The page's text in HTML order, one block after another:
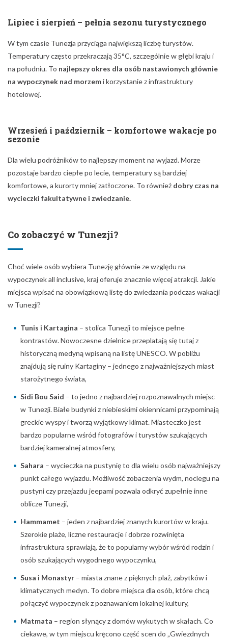
Lipiec i sierpień – pełnia sezonu turystycznego
W tym czasie Tunezja przyciąga największą liczbę turystów.
Temperatury często przekraczają 35°C, szczególnie w głębi kraju i
na południu. To najlepszy okres dla osób nastawionych głównie
na wypoczynek nad morzemi korzystanie z infrastruktury
hotelowej.
Wrzesień i październik – komfortowe wakacje po
sezonie
Dla wielu podróżników to najlepszy moment na wyjazd. Morze
pozostaje bardzo ciepłe po lecie, temperatury są bardziej
komfortowe, a kurorty mniej zatłoczone. To również dobry czas na
wycieczki fakultatywne i zwiedzanie.
Co zobaczyć w Tunezji?
Choć wiele osób wybiera Tunezję głównie ze względu na
wypoczynek all inclusive, kraj oferuje znacznie więcej atrakcji. Jakie
miejsca wpisać na obowiązkową listę do zwiedzania podczas wakacji
w Tunezji?
Tunis i Kartagina – stolica Tunezji to miejsce pełne
kontrastów. Nowoczesne dzielnice przeplatają się tutaj z
historyczną medyną wpisaną na listę UNESCO. W pobliżu
znajdują się ruiny Kartaginy – jednego z najważniejszych miast
starożytnego świata,
Sidi Bou Said – to jedno z najbardziej rozpoznawalnych miejsc
w Tunezji. Białe budynki z niebieskimi okiennicami przypominają
greckie wyspy i tworzą wyjątkowy klimat. Miasteczko jest
bardzo popularne wśród fotografów i turystów szukających
bardziej kameralnej atmosfery,
Sahara – wycieczka na pustynię to dla wielu osób najważniejszy
punkt całego wyjazdu. Możliwość zobaczenia wydm, noclegu na
pustyni czy przejazdu jeepami pozwala odkryć zupełnie inne
oblicze Tunezji,
Hammamet – jeden z najbardziej znanych kurortów w kraju.
Szerokie plaże, liczne restauracje i dobrze rozwinięta
infrastruktura sprawiają, że to popularny wybór wśród rodzin i
osób szukających wygodnego wypoczynku,
Susa i Monastyr – miasta znane z pięknych plaż, zabytków i
klimatycznych medyn. To dobre miejsca dla osób, które chcą
połączyć wypoczynek z poznawaniem lokalnej kultury,
Matmata – region słynący z domów wykutych w skałach. Co
ciekawe, w tym miejscu kręcono część scen do „Gwiezdnych